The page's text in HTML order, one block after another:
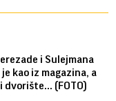
i Sulejmana
kao iz magazina, a
(FOTO)